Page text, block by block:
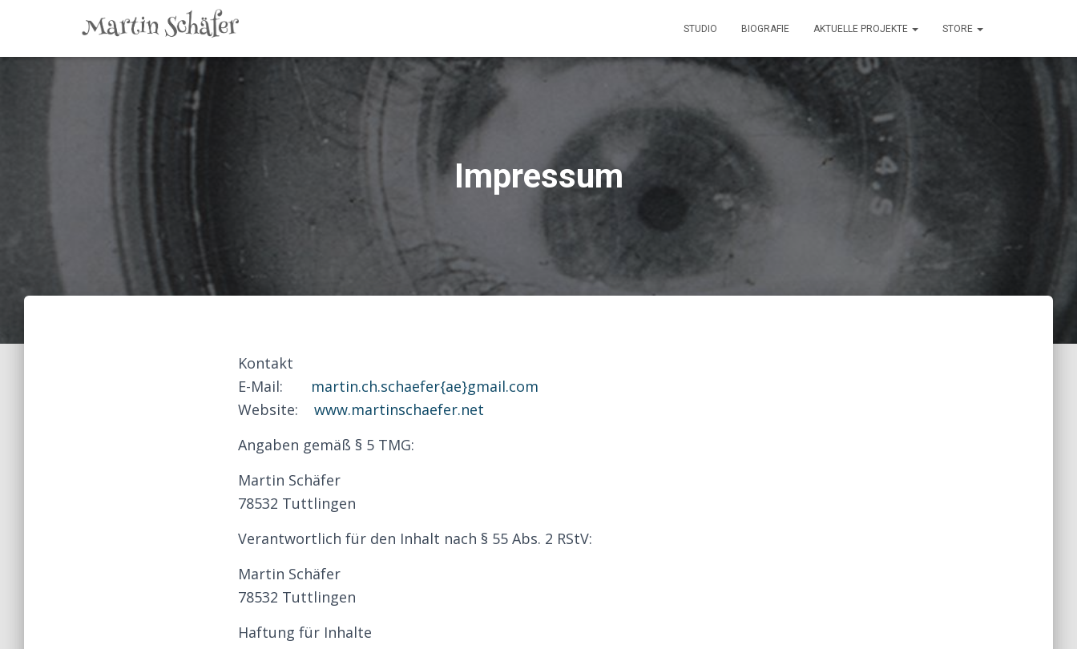
STUDIO BIOGRAFIE AKTUELLE PROJEKTE STORE
Impressum
Kontakt
E-Mail: martin.ch.schaefer{ae}gmail.com
Website: www.martinschaefer.net
Angaben gemäß § 5 TMG:
Martin Schäfer
78532 Tuttlingen
Verantwortlich für den Inhalt nach § 55 Abs. 2 RStV:
Martin Schäfer
78532 Tuttlingen
Haftung für Inhalte